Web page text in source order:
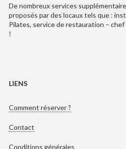
De nombreux services
proposés par des locaux tels que :
Pilates, service de restauration – chef
!
LIENS
Comment réserver ?
Contact
Conditions générales